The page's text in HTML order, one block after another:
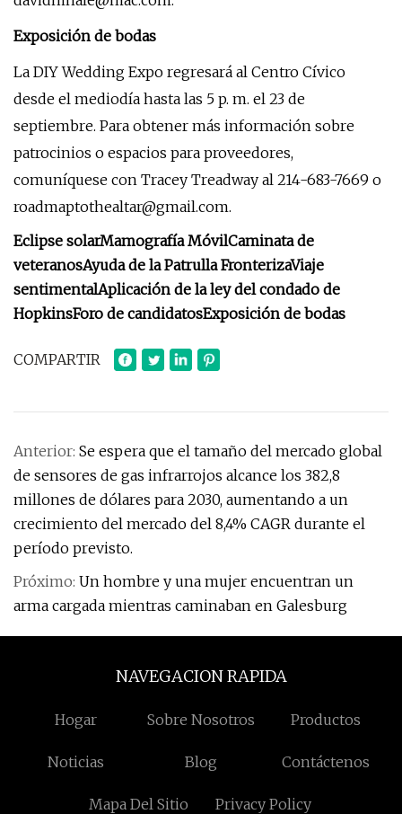
Exposición de bodas
La DIY Wedding Expo regresará al Centro Cívico
desde el mediodía hasta las 5 p. m. el 23 de
septiembre. Para obtener más información sobre
patrocinios o espacios para proveedores,
comuníquese con Tracey Treadway al 214-683-7669 o
roadmaptothealtar@gmail.com.
Eclipse solarMamografía MóvilCaminata de
veteranosAyuda de la Patrulla FronterizaViaje
sentimentalAplicación de la ley del condado de
HopkinsForo de candidatosExposición de bodas
COMPARTIR
Anterior: Se espera que el tamaño del mercado global
de sensores de gas infrarrojos alcance los 382,8
millones de dólares para 2030, aumentando a un
crecimiento del mercado del 8,4% CAGR durante el
período previsto.
Próximo: Un hombre y una mujer encuentran un
arma cargada mientras caminaban en Galesburg
NAVEGACION RAPIDA
Hogar Sobre Nosotros Productos
Noticias Blog Contáctenos
Mapa Del Sitio Privacy Policy